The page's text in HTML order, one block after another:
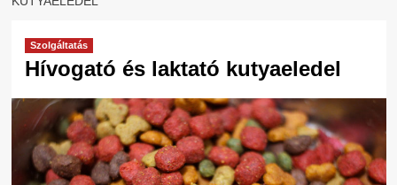
Szolgáltatás
Hívogató és laktató kutyaeledel